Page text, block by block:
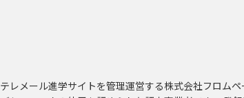
テレメール進学サイトを管理運営する株式会社フロム